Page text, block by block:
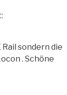
sondern die
. Schöne